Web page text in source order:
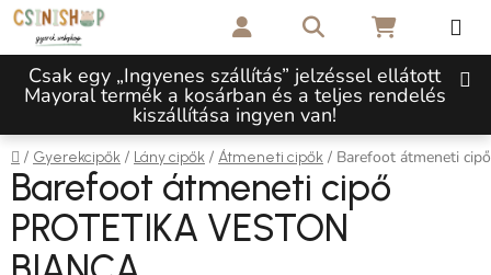
Ugrás a fő tartalomhoz
Csak egy „Ingyenes szállítás” jelzéssel ellátott
Mayoral termék a kosárban és a teljes rendelés
kiszállítása ingyen van!
KeresésKOSÁR
Kezdőlap
/ Gyerekcipők / Lány cipők / Átmeneti cipők / Barefoot átmeneti
Barefoot átmeneti cipő
PROTETIKA VESTON